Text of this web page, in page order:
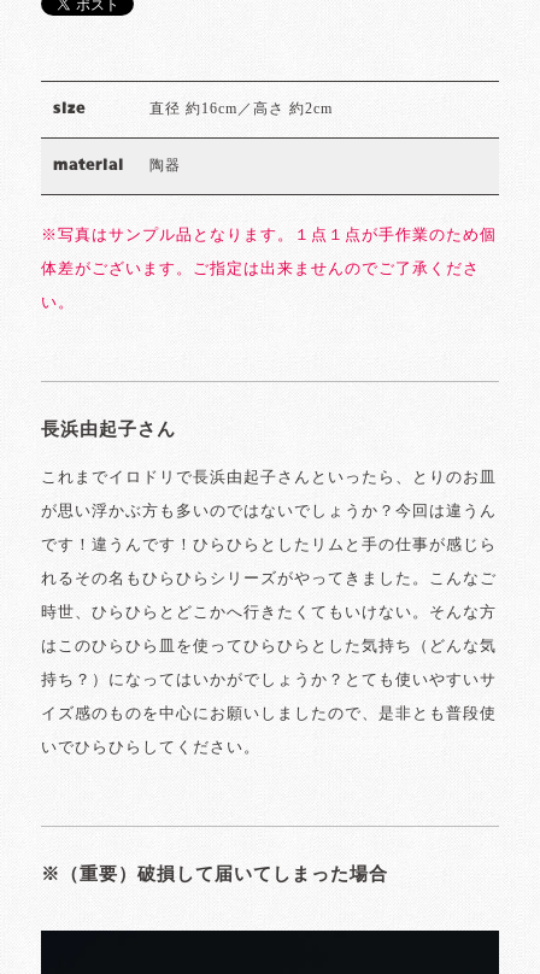
size 直径 約16cm／高さ 約2cm
material 陶器
※写真はサンプル品となります。１点１点が手作業のため個
体差がございます。ご指定は出来ませんのでご了承くださ
い。
長浜由起子さん
これまでイロドリで長浜由起子さんといったら、とりのお皿
が思い浮かぶ方も多いのではないでしょうか？今回は違うん
です！違うんです！ひらひらとしたリムと手の仕事が感じら
れるその名もひらひらシリーズがやってきました。こんなご
時世、ひらひらとどこかへ行きたくてもいけない。そんな方
はこのひらひら皿を使ってひらひらとした気持ち（どんな気
持ち？）になってはいかがでしょうか？とても使いやすいサ
イズ感のものを中心にお願いしましたので、是非とも普段使
いでひらひらしてください。
※（重要）破損して届いてしまった場合